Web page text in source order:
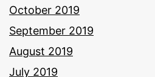
October 2019
September 2019
August 2019
July 2019